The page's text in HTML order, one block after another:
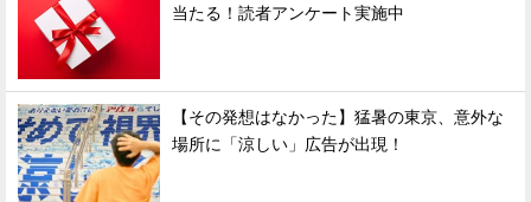
当たる！読者アンケート実施中
【その発想はなかった】猛暑の東京、意外な
場所に「涼しい」広告が出現！